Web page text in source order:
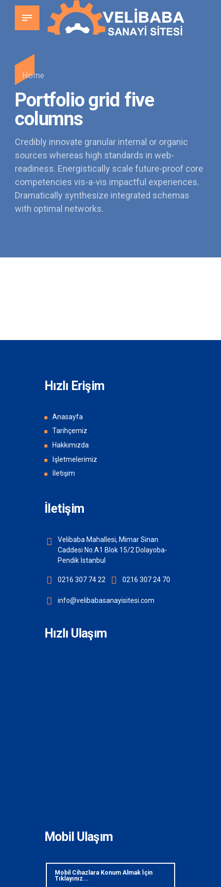
Home
Portfolio grid five
columns
Credibly innovate granular internal or organic
sources whereas high standards in web-
readiness. Energistically scale future-proof core
competencies vis-a-vis impactful experiences.
Dramatically synthesize integrated schemas
with optimal networks.
Hızlı Erişim
Anasayfa
Tarihçemiz
Hakkımızda
İşletmelerimiz
İletişim
İletişim
Velibaba Mahallesi, Mimar Sinan
Caddesi No:A1 Blok 15/2 Dolayoba-
Pendik İstanbul
0216 307 74 22 0216 307 24 70
info@velibabasanayisitesi.com
Hızlı Ulaşım
Mobil Ulaşım
Mobil Cihazlara Konum Almak İçin
Tıklayınız...